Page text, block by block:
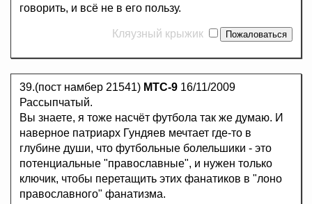
говорить, и всё не в его пользу.
Кляузный крыжик
39.(пост намбер 21541) MTC-9 16/11/2009
Рассыпчатый.
Вы знаете, я тоже насчёт футбола так же думаю. И
наверное патриарх Гундяев мечтает где-то в
глубине души, что футбольные болельшики - это
потенциальные "православные", и нужен только
ключик, чтобы перетащить этих фанатиков в "лоно
православного" фанатизма.